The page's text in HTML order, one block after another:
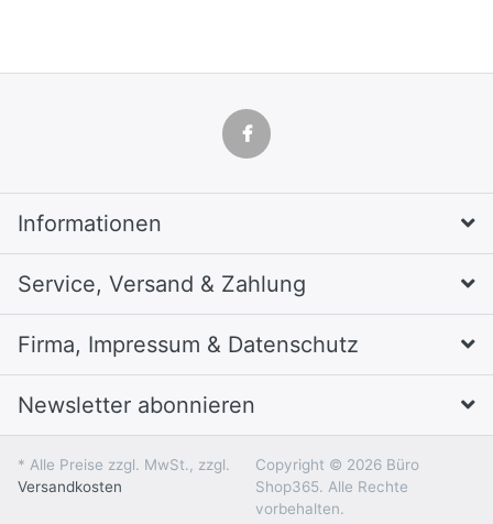
Informationen
Service, Versand & Zahlung
Firma, Impressum & Datenschutz
Newsletter abonnieren
* Alle Preise zzgl. MwSt., zzgl.
Versandkosten
Copyright © 2026 Büro
Shop365. Alle Rechte
vorbehalten.